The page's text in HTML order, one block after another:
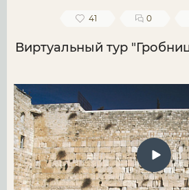
41 0
Виртуальный тур